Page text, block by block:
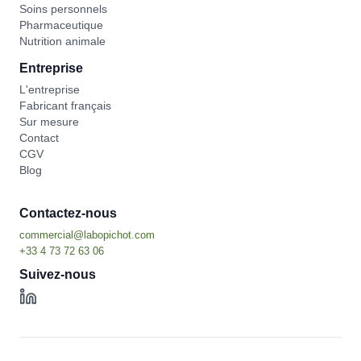
Soins personnels
Pharmaceutique
Nutrition animale
Entreprise
L'entreprise
Fabricant français
Sur mesure
Contact
CGV
Blog
Contactez-nous
Suivez-nous